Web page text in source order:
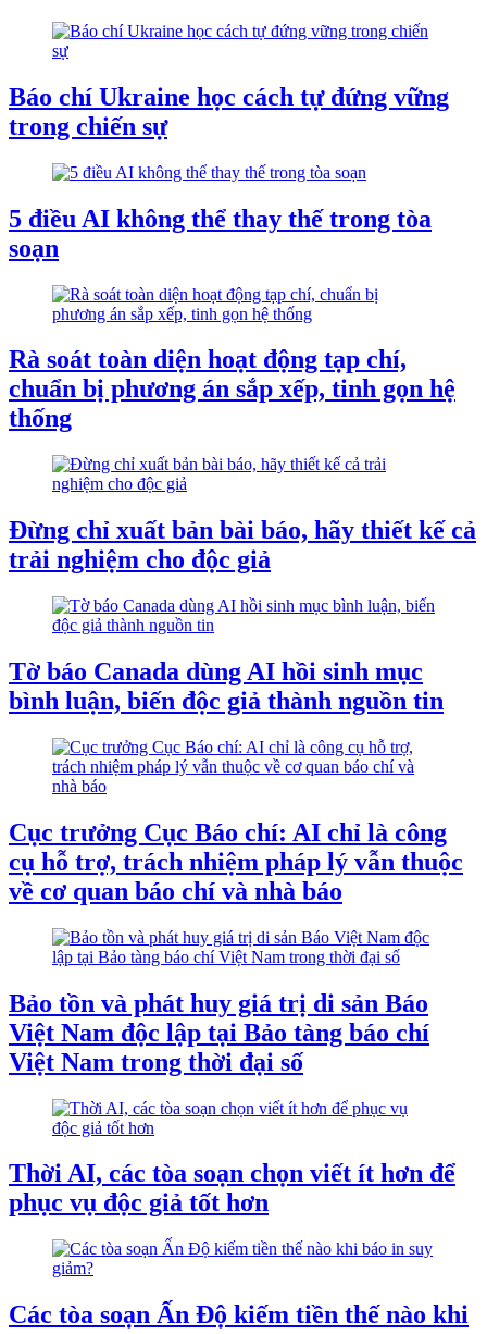
Báo chí Ukraine học cách tự đứng vững
trong chiến sự
5 điều AI không thể thay thế trong tòa
soạn
Rà soát toàn diện hoạt động tạp chí,
chuẩn bị phương án sắp xếp, tinh gọn hệ
thống
Đừng chỉ xuất bản bài báo, hãy thiết kế cả
trải nghiệm cho độc giả
Tờ báo Canada dùng AI hồi sinh mục
bình luận, biến độc giả thành nguồn tin
Cục trưởng Cục Báo chí: AI chỉ là công
cụ hỗ trợ, trách nhiệm pháp lý vẫn thuộc
về cơ quan báo chí và nhà báo
Bảo tồn và phát huy giá trị di sản Báo
Việt Nam độc lập tại Bảo tàng báo chí
Việt Nam trong thời đại số
Thời AI, các tòa soạn chọn viết ít hơn để
phục vụ độc giả tốt hơn
Các tòa soạn Ấn Độ kiếm tiền thế nào khi